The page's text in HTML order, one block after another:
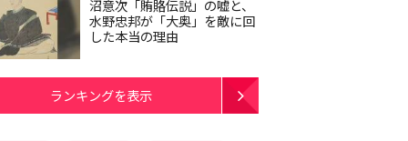
沼意次「賄賂伝説」の嘘と、
水野忠邦が「大奥」を敵に回
した本当の理由
ランキングを表示